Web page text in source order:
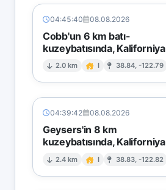
04:45:40 08.08.2026
Cobb'un 6 km batı-
kuzeybatısında, Kaliforniya
2.0 km I 38.84, -122.79
04:39:42 08.08.2026
Geysers'in 8 km
kuzeybatısında, Kaliforniya
2.4 km I 38.83, -122.82